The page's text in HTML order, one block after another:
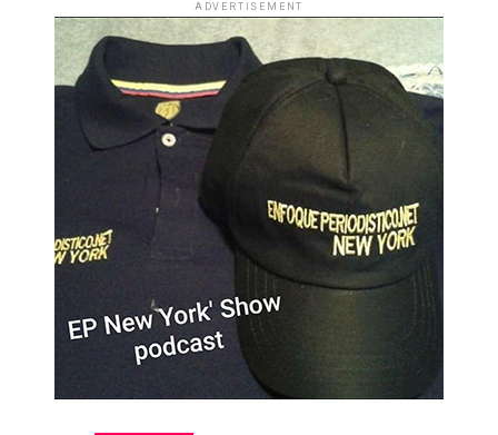
ADVERTISEMENT